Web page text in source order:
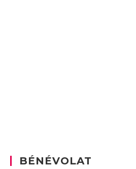
BÉNÉVOLAT